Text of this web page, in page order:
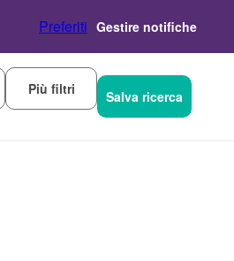
Preferiti Gestire notifiche
Più filtri Salva ricerca